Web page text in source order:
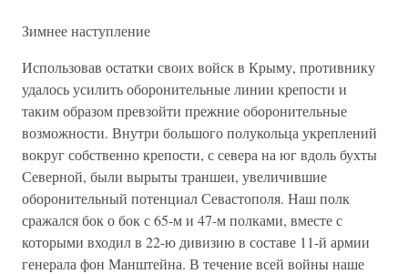
Зимнее наступление
Использовав остатки своих войск в Крыму, противнику
удалось усилить оборонительные линии крепости и
таким образом превзойти прежние оборонительные
возможности. Внутри большого полукольца укреплений
вокруг собственно крепости, с севера на юг вдоль бухты
Северной, были вырыты траншеи, увеличившие
оборонительный потенциал Севастополя. Наш полк
сражался бок о бок с 65-м и 47-м полками, вместе с
которыми входил в 22-ю дивизию в составе 11-й армии
генерала фон Манштейна. В течение всей войны наше